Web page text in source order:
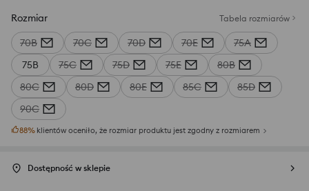
Rozmiar Tabela rozmiarów
70B 70C 70D 70E
75A
75B
75C 75D 75E
80B
80C
80D 80E 85C
85D
90C
88% klientów oceniło, że rozmiar produktu jest zgodny z rozmiarem
Dostępność w sklepie